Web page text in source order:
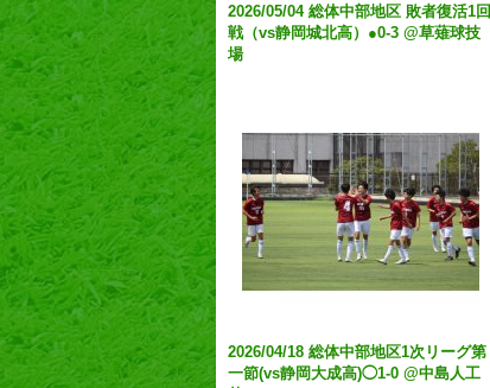
2026/05/04 総体中部地区 敗者復活1回
戦（vs静岡城北高）●0-3 @草薙球技
場
2026/04/18 総体中部地区1次リーグ第
一節(vs静岡大成高)◯1-0 @中島人工